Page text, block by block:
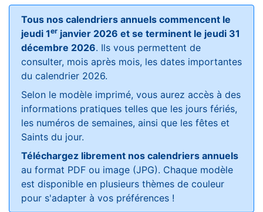
Tous nos calendriers annuels commencent le
jeudi 1er janvier 2026 et se terminent le jeudi 31
décembre 2026. Ils vous permettent de
consulter, mois après mois, les dates importantes
du calendrier 2026.
Selon le modèle imprimé, vous aurez accès à des
informations pratiques telles que les jours fériés,
les numéros de semaines, ainsi que les fêtes et
Saints du jour.
Téléchargez librement nos calendriers annuels
au format PDF ou image (JPG). Chaque modèle
est disponible en plusieurs thèmes de couleur
pour s'adapter à vos préférences !